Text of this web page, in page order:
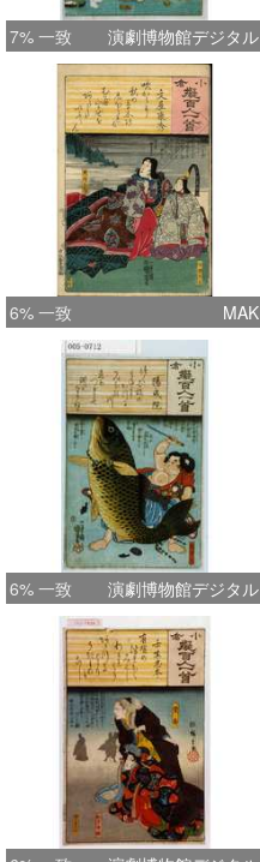
7% 一致 演劇博物館デジタル
6% 一致 MAK
6% 一致 演劇博物館デジタル